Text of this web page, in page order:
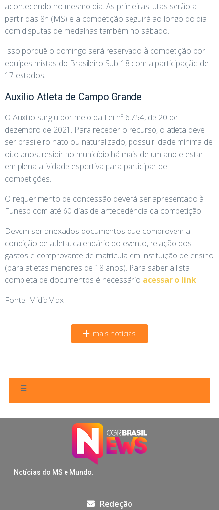
acontecendo no mesmo dia. As primeiras lutas serão a
partir das 8h (MS) e a competição seguirá ao longo do dia
com disputas de medalhas também no sábado.
Isso porquê o domingo será reservado à competição por
equipes mistas do Brasileiro Sub-18 com a participação de
17 estados.
Auxílio Atleta de Campo Grande
O Auxílio surgiu por meio da Lei nº 6.754, de 20 de
dezembro de 2021. Para receber o recurso, o atleta deve
ser brasileiro nato ou naturalizado, possuir idade mínima de
oito anos, residir no município há mais de um ano e estar
em plena atividade esportiva para participar de
competições.
O requerimento de concessão deverá ser apresentado à
Funesp com até 60 dias de antecedência da competição.
Devem ser anexados documentos que comprovem a
condição de atleta, calendário do evento, relação dos
gastos e comprovante de matrícula em instituição de ensino
(para atletas menores de 18 anos). Para saber a lista
completa de documentos é necessário acessar o link.
Fonte: MidiaMax
mais notícias
Notícias do MS e Mundo.
Redeção